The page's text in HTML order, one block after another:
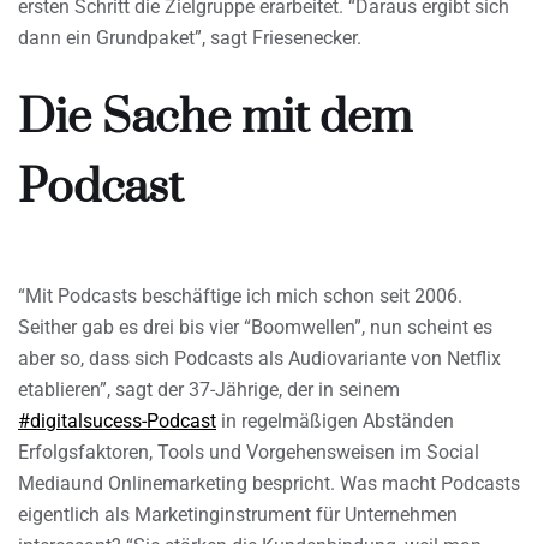
ersten Schritt die Zielgruppe erarbeitet. “Daraus ergibt sich
dann ein Grundpaket”, sagt Friesenecker.
Die Sache mit dem
Podcast
“Mit Podcasts beschäftige ich mich schon seit 2006.
Seither gab es drei bis vier “Boomwellen”, nun scheint es
aber so, dass sich Podcasts als Audiovariante von Netflix
etablieren”, sagt der 37-Jährige, der in seinem
#digitalsucess-Podcast in regelmäßigen Abständen
Erfolgsfaktoren, Tools und Vorgehensweisen im Social
Mediaund Onlinemarketing bespricht. Was macht Podcasts
eigentlich als Marketinginstrument für Unternehmen